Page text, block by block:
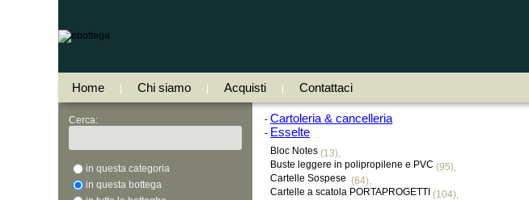
Home Chi siamo Acquisti Contattaci
Cerca:
in questa categoria
in questa bottega
- Cartoleria & cancelleria
- Esselte
Bloc Notes (13),
Buste leggere in polipropilene e PVC (95),
Cartelle Sospese (64),
Cartelle a scatola PORTAPROGETTI (104),